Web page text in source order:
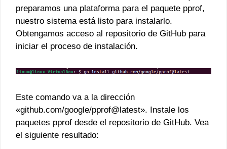
preparamos una plataforma para el paquete pprof,
nuestro sistema está listo para instalarlo.
Obtengamos acceso al repositorio de GitHub para
iniciar el proceso de instalación.
Este comando va a la dirección
«github.com/google/pprof@latest». Instale los
paquetes pprof desde el repositorio de GitHub. Vea
el siguiente resultado: